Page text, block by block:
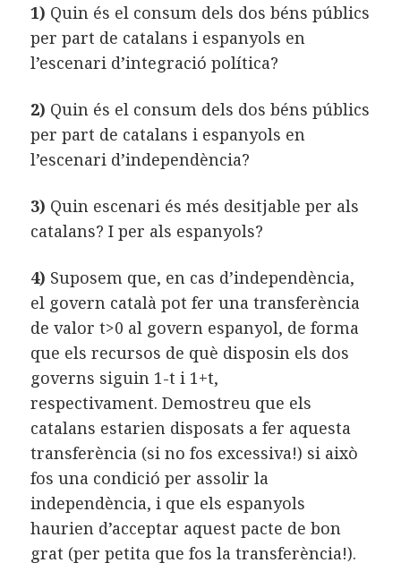
1) Quin és el consum dels dos béns públics
per part de catalans i espanyols en
l’escenari d’integració política?
2) Quin és el consum dels dos béns públics
per part de catalans i espanyols en
l’escenari d’independència?
3) Quin escenari és més desitjable per als
catalans? I per als espanyols?
4) Suposem que, en cas d’independència,
el govern català pot fer una transferència
de valor t>0 al govern espanyol, de forma
que els recursos de què disposin els dos
governs siguin 1-t i 1+t,
respectivament.Demostreu que els
catalans estarien disposats a fer aquesta
transferència (si no fos excessiva!) si això
fos una condició per assolir la
independència, i que els espanyols
haurien d’acceptar aquest pacte de bon
grat (per petita que fos la transferència!).